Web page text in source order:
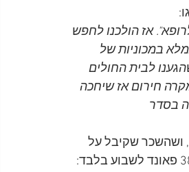
אז הולכנו לחפש
במכוניות של
לבית החולים
חירום אז שיחכה
ושהשכר שקיבל על